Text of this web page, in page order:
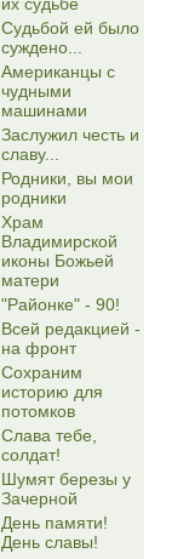
Судьбой ей было
суждено...
Американцы с
чудными
машинами
Заслужил честь и
славу...
Родники, вы мои
родники
Храм
Владимирской
иконы Божьей
матери
"Районке" - 90!
Всей редакцией -
на фронт
Сохраним
историю для
потомков
Слава тебе,
солдат!
Шумят березы у
Зачерной
День памяти!
День славы!